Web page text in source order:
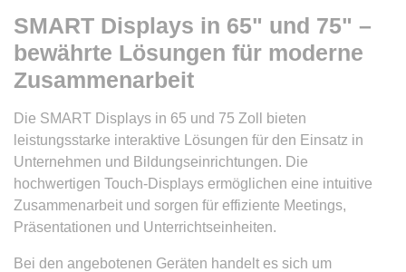
SMART Displays in 65" und 75" –
bewährte Lösungen für moderne
Zusammenarbeit
Die SMART Displays in 65 und 75 Zoll bieten
leistungsstarke interaktive Lösungen für den Einsatz in
Unternehmen und Bildungseinrichtungen. Die
hochwertigen Touch-Displays ermöglichen eine intuitive
Zusammenarbeit und sorgen für effiziente Meetings,
Präsentationen und Unterrichtseinheiten.
Bei den angebotenen Geräten handelt es sich um